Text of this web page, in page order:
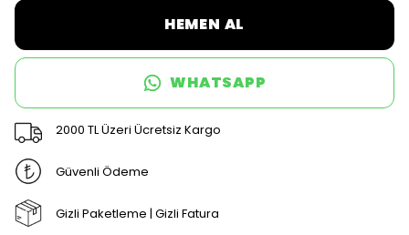
HEMEN AL
WHATSAPP
2000 TL Üzeri Ücretsiz Kargo
Güvenli Ödeme
Gizli Paketleme | Gizli Fatura